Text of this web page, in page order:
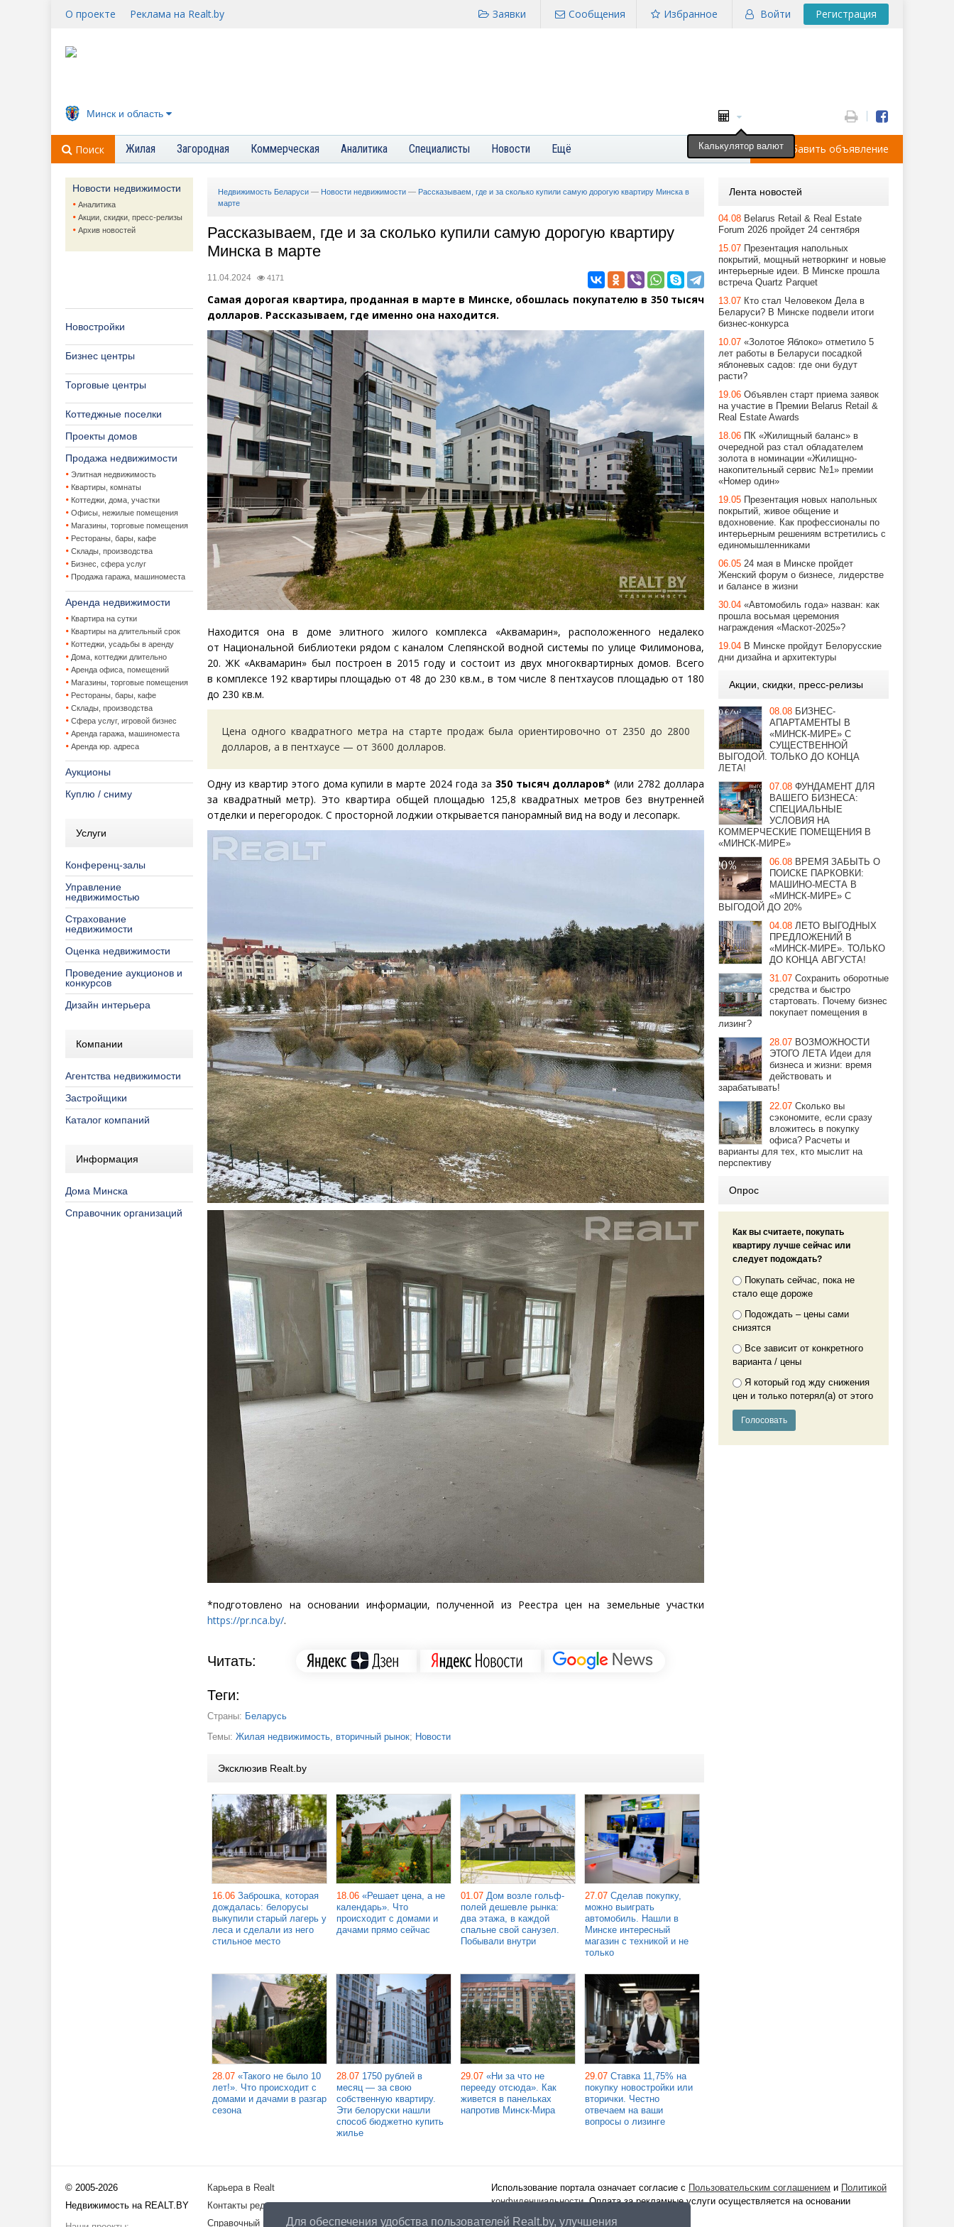
Для обеспечения удобства пользователей Realt.by, улучшения
О проекте Реклама на Realt.by Войти Регистрация
Избранное
Сообщения
Заявки
Минск и область
Поиск Жилая Загородная Коммерческая Аналитика Специалисты Новости Ещё Добавить объявление
Новости недвижимости
Аналитика
Акции, скидки, пресс-релизы
Архив новостей
Новостройки
Бизнес центры
Торговые центры
Коттеджные поселки
Проекты домов
Продажа недвижимости
Элитная недвижимость
Квартиры, комнаты
Коттеджи, дома, участки
Офисы, нежилые помещения
Магазины, торговые помещения
Рестораны, бары, кафе
Склады, производства
Бизнес, сфера услуг
Продажа гаража, машиноместа
Аренда недвижимости
Квартира на сутки
Квартиры на длительный срок
Коттеджи, усадьбы в аренду
Дома, коттеджи длительно
Аренда офиса, помещений
Магазины, торговые помещения
Рестораны, бары, кафе
Склады, производства
Сфера услуг, игровой бизнес
Аренда гаража, машиноместа
Аренда юр. адреса
Аукционы
Куплю / сниму
Услуги
Конференц-залы
Управление
недвижимостью
Страхование
недвижимости
Оценка недвижимости
Проведение аукционов и
конкурсов
Дизайн интерьера
Компании
Агентства недвижимости
Застройщики
Каталог компаний
Информация
Дома Минска
Справочник организаций
Недвижимость Беларуси — Новости недвижимости — Рассказываем, где и за сколько купили самую дорогую квартиру Минска в
марте
Рассказываем, где и за сколько купили самую дорогую квартиру
Минска в марте
11.04.2024 4171
Самая дорогая квартира, проданная в марте в Минске, обошлась покупателю в 350 тысяч
долларов. Рассказываем, где именно она находится.
Находится она в доме элитного жилого комплекса «Аквамарин», расположенного недалеко
от Национальной библиотеки рядом с каналом Слепянской водной системы по улице Филимонова,
20. ЖК «Аквамарин» был построен в 2015 году и состоит из двух многоквартирных домов. Всего
в комплексе 192 квартиры площадью от 48 до 230 кв.м., в том числе 8 пентхаусов площадью от 180
до 230 кв.м.
Цена одного квадратного метра на старте продаж была ориентировочно от 2350 до 2800
долларов, а в пентхаусе — от 3600 долларов.
Одну из квартир этого дома купили в марте 2024 года за 350 тысяч долларов* (или 2782 доллара
за квадратный метр). Это квартира общей площадью 125,8 квадратных метров без внутренней
отделки и перегородок. С просторной лоджии открывается панорамный вид на воду и лесопарк.
*подготовлено на основании информации, полученной из Реестра цен на земельные участки
https://pr.nca.by/.
Читать:
Теги:
Страны: Беларусь
Темы: Жилая недвижимость, вторичный рынок; Новости
Эксклюзив Realt.by
16.06 Заброшка, которая
дождалась: белорусы
выкупили старый лагерь у
леса и сделали из него
стильное место
18.06 «Решает цена, а не
календарь». Что
происходит с домами и
дачами прямо сейчас
01.07 Дом возле гольф-
полей дешевле рынка:
два этажа, в каждой
спальне свой санузел.
Побывали внутри
27.07 Сделав покупку,
можно выиграть
автомобиль. Нашли в
Минске интересный
магазин с техникой и не
только
28.07 «Такого не было 10
лет!». Что происходит с
домами и дачами в разгар
сезона
28.07 1750 рублей в
месяц — за свою
собственную квартиру.
Эти белоруски нашли
способ бюджетно купить
жилье
29.07 «Ни за что не
перееду отсюда». Как
живется в панельках
напротив Минск-Мира
29.07 Ставка 11,75% на
покупку новостройки или
вторички. Честно
отвечаем на ваши
вопросы о лизинге
Лента новостей
04.08 Belarus Retail & Real Estate
Forum 2026 пройдет 24 сентября
15.07 Презентация напольных
покрытий, мощный нетворкинг и новые
интерьерные идеи. В Минске прошла
встреча Quartz Parquet
13.07 Кто стал Человеком Дела в
Беларуси? В Минске подвели итоги
бизнес-конкурса
10.07 «Золотое Яблоко» отметило 5
лет работы в Беларуси посадкой
яблоневых садов: где они будут
расти?
19.06 Объявлен старт приема заявок
на участие в Премии Belarus Retail &
Real Estate Awards
18.06 ПК «Жилищный баланс» в
очередной раз стал обладателем
золота в номинации «Жилищно-
накопительный сервис №1» премии
«Номер один»
19.05 Презентация новых напольных
покрытий, живое общение и
вдохновение. Как профессионалы по
интерьерным решениям встретились с
единомышленниками
06.05 24 мая в Минске пройдет
Женский форум о бизнесе, лидерстве
и балансе в жизни
30.04 «Автомобиль года» назван: как
прошла восьмая церемония
награждения «Маскот-2025»?
19.04 В Минске пройдут Белорусские
дни дизайна и архитектуры
Акции, скидки, пресс-релизы
08.08 БИЗНЕС-
АПАРТАМЕНТЫ В
«МИНСК-МИРЕ» С
СУЩЕСТВЕННОЙ
ВЫГОДОЙ. ТОЛЬКО ДО КОНЦА
ЛЕТА!
07.08 ФУНДАМЕНТ ДЛЯ
ВАШЕГО БИЗНЕСА:
СПЕЦИАЛЬНЫЕ
УСЛОВИЯ НА
КОММЕРЧЕСКИЕ ПОМЕЩЕНИЯ В
«МИНСК-МИРЕ»
06.08 ВРЕМЯ ЗАБЫТЬ О
ПОИСКЕ ПАРКОВКИ:
МАШИНО-МЕСТА В
«МИНСК-МИРЕ» С
ВЫГОДОЙ ДО 20%
04.08 ЛЕТО ВЫГОДНЫХ
ПРЕДЛОЖЕНИЙ В
«МИНСК-МИРЕ». ТОЛЬКО
ДО КОНЦА АВГУСТА!
31.07 Сохранить оборотные
средства и быстро
стартовать. Почему бизнес
покупает помещения в
лизинг?
28.07 ВОЗМОЖНОСТИ
ЭТОГО ЛЕТА Идеи для
бизнеса и жизни: время
действовать и
зарабатывать!
22.07 Сколько вы
сэкономите, если сразу
вложитесь в покупку
офиса? Расчеты и
варианты для тех, кто мыслит на
перспективу
Опрос
Как вы считаете, покупать
квартиру лучше сейчас или
следует подождать?
Покупать сейчас, пока не
стало еще дороже
Подождать – цены сами
снизятся
Все зависит от конкретного
варианта / цены
Я который год жду снижения
цен и только потерял(а) от этого
© 2005-2026
Недвижимость на REALT.BY
Карьера в Realt
Контакты редакции
Справочный центр
Использование портала означает согласие с Пользовательским соглашением и Политикой
конфиденциальности. Оплата за рекламные услуги осуществляется на основании
публичного договора
Калькулятор валют